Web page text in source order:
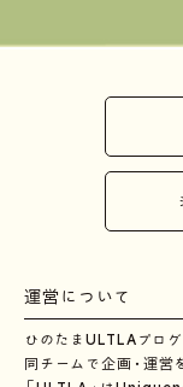
運営について
ひのたまULTLAプロ
同チームで企画・運営